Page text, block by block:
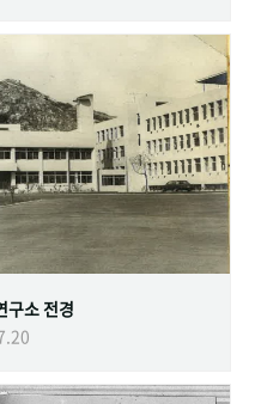
구소 전경